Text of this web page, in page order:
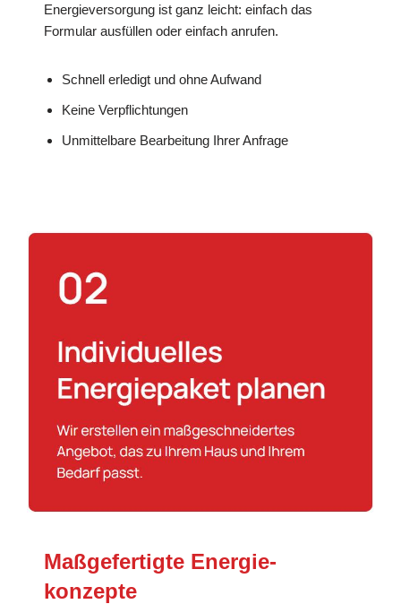
Energieversorgung ist ganz leicht: einfach das
Formular ausfüllen oder einfach anrufen.
Schnell erledigt und ohne Aufwand
Keine Verpflichtungen
Unmittelbare Bearbeitung Ihrer Anfrage
Maßgefertigte Energie­
konzepte